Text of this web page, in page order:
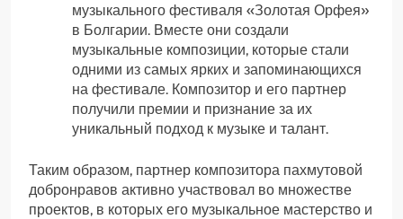
музыкального фестиваля «Золотая Орфея»
в Болгарии. Вместе они создали
музыкальные композиции, которые стали
одними из самых ярких и запоминающихся
на фестивале. Композитор и его партнер
получили премии и признание за их
уникальный подход к музыке и талант.
Таким образом, партнер композитора пахмутовой
добронравов активно участвовал во множестве
проектов, в которых его музыкальное мастерство и